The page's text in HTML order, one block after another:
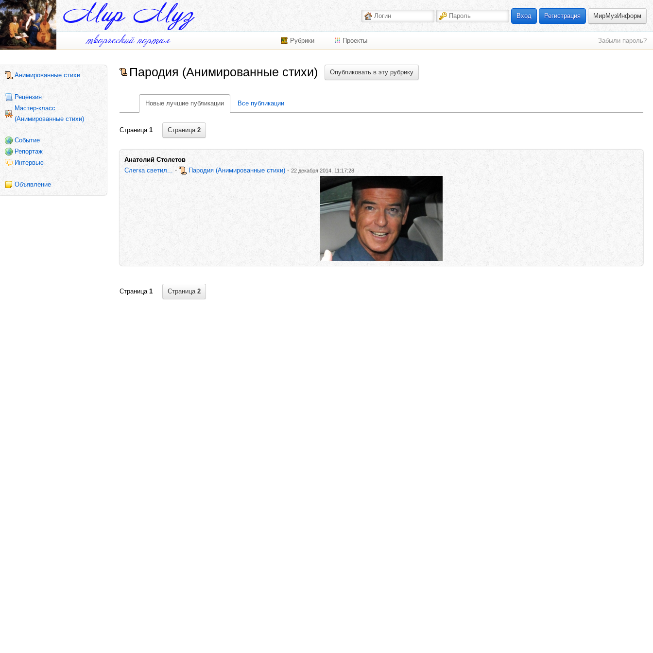
Вход Регистрация МирМузИнформ
Рубрики Проекты Забыли пароль?
Анимированные стихи
Рецензия
Мастер-класс
(Анимированные стихи)
Событие
Репортаж
Интервью
Объявление
Пародия (Анимированные стихи) Опубликовать в эту рубрику
Новые лучшие публикации Все публикации
Страница 1 Страница 2
Анатолий Столетов
Слегка светил... - Пародия (Анимированные стихи) - 22 декабря 2014, 11:17:28
Страница 1 Страница 2